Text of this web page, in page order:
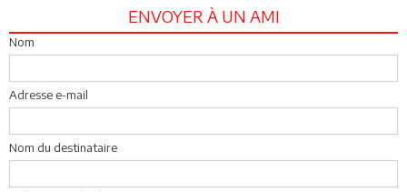
ENVOYER À UN AMI
Nom
Adresse e-mail
Nom du destinataire